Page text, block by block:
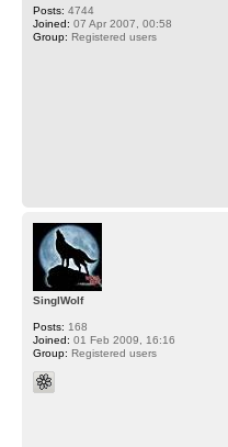
Posts: 4744
Joined: 07 Apr 2007, 00:58
Group: Registered users
SinglWolf
Posts: 168
Joined: 01 Feb 2009, 16:16
Group: Registered users